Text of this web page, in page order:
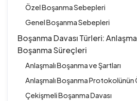
Özel Boşanma Sebepleri
Genel Boşanma Sebepleri
Boşanma Davası Türleri:
Boşanma Süreçleri
Anlaşmalı Boşanma ve Şartları
Anlaşmalı Boşanma Protokolünün
Çekişmeli Boşanma Davası